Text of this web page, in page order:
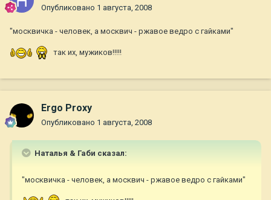
Опубликовано 1 августа, 2008
"москвичка - человек, а москвич - ржавое ведро с гайками"
так их, мужиков!!!!!
Ergo Proxy
Опубликовано 1 августа, 2008
Наталья & Габи сказал:
"москвичка - человек, а москвич - ржавое ведро с гайками"